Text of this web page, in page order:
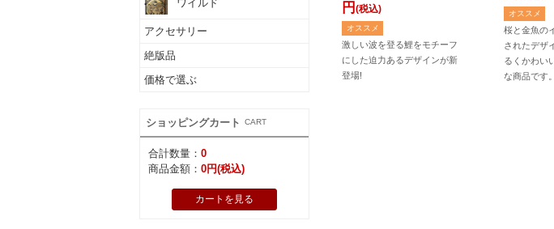
ワイルド
アクセサリー
絶版品
価格で選ぶ
ショッピングカート CART
合計数量： 0
商品金額： 0円(税込)
カートを見る
円 (税込)
オススメ
激しい波を登る鯉をモチーフ
にした迫力あるデザインが新
登場!
オススメ
桜と金魚の
されたデザ
るくかわい
な商品です。